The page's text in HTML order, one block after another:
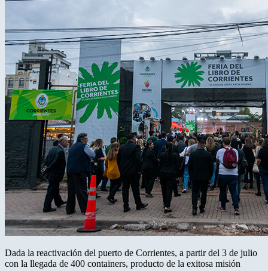
Dada la reactivación del puerto de Corrientes, a partir del 3 de julio
con la llegada de 400 containers, producto de la exitosa misión